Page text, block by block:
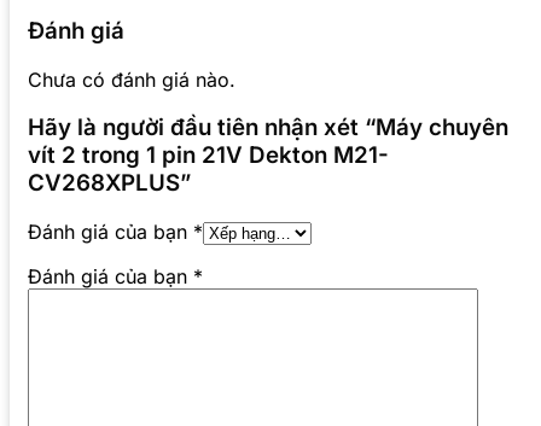
Đánh giá
Chưa có đánh giá nào.
Hãy là người đầu tiên nhận xét “Máy chuyên
vít 2 trong 1 pin 21V Dekton M21-
CV268XPLUS”
Đánh giá của bạn *
Đánh giá của bạn *